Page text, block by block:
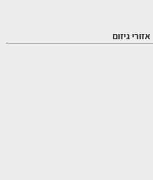
אזורי גיזום